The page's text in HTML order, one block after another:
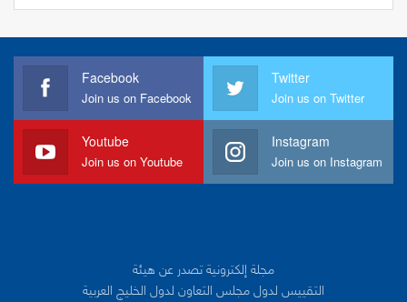
Facebook
Join us on Facebook
Twitter
Join us on Twitter
Youtube
Join us on Youtube
Instagram
Join us on Instagram
مجلة إلكترونية تصدر عن هيئة
التقييس لدول مجلس التعاون لدول الخليج العربية